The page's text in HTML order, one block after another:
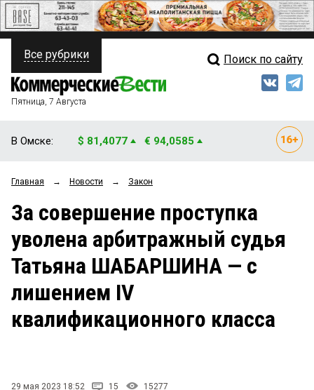
ПОЛИТИКА
ФИНАНСЫ
ОБЩЕСТВО
ЗАКОН
НОВОСТИ КОМПАНИЙ
СТИЛЬ ЖИЗНИ
Свежий выпуск
Рейтинги
Блоги
Архив
Все рубрики Поиск по сайту
Пятница, 7 Августа
В Омске: $ 81,4077 € 94,0585
Главная → Новости → Закон
За совершение проступка
уволена арбитражный судья
Татьяна ШАБАРШИНА — с
лишением IV
квалификационного класса
29 мая 2023 18:52 15 15277